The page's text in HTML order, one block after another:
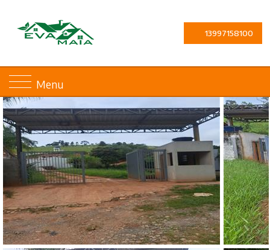
13997158100
Menu